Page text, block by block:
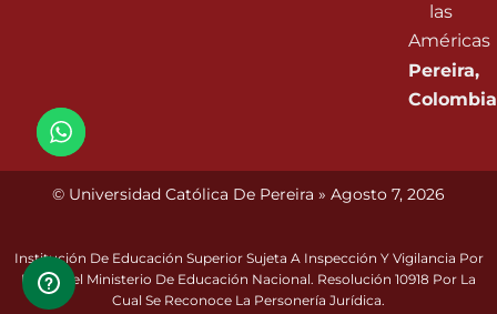
las
Américas
Pereira,
Colombia
© Universidad Católica De Pereira » Agosto 7, 2026
Institución De Educación Superior Sujeta A Inspección Y Vigilancia Por
Parte Del Ministerio De Educación Nacional. Resolución 10918 Por La
Cual Se Reconoce La Personería Jurídica.